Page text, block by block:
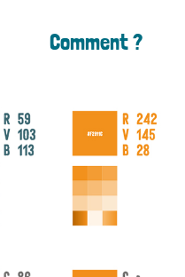
Comment ?